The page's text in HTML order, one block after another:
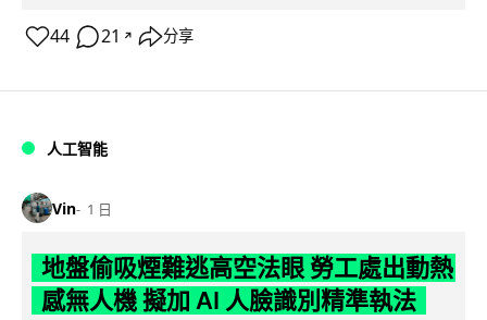
44 21 ↗ 分享
人工智能
Vin 1 日
地盤偷吸煙難逃高空法眼 勞工處出動熱
感無人機 擬加 AI 人臉識別精準執法